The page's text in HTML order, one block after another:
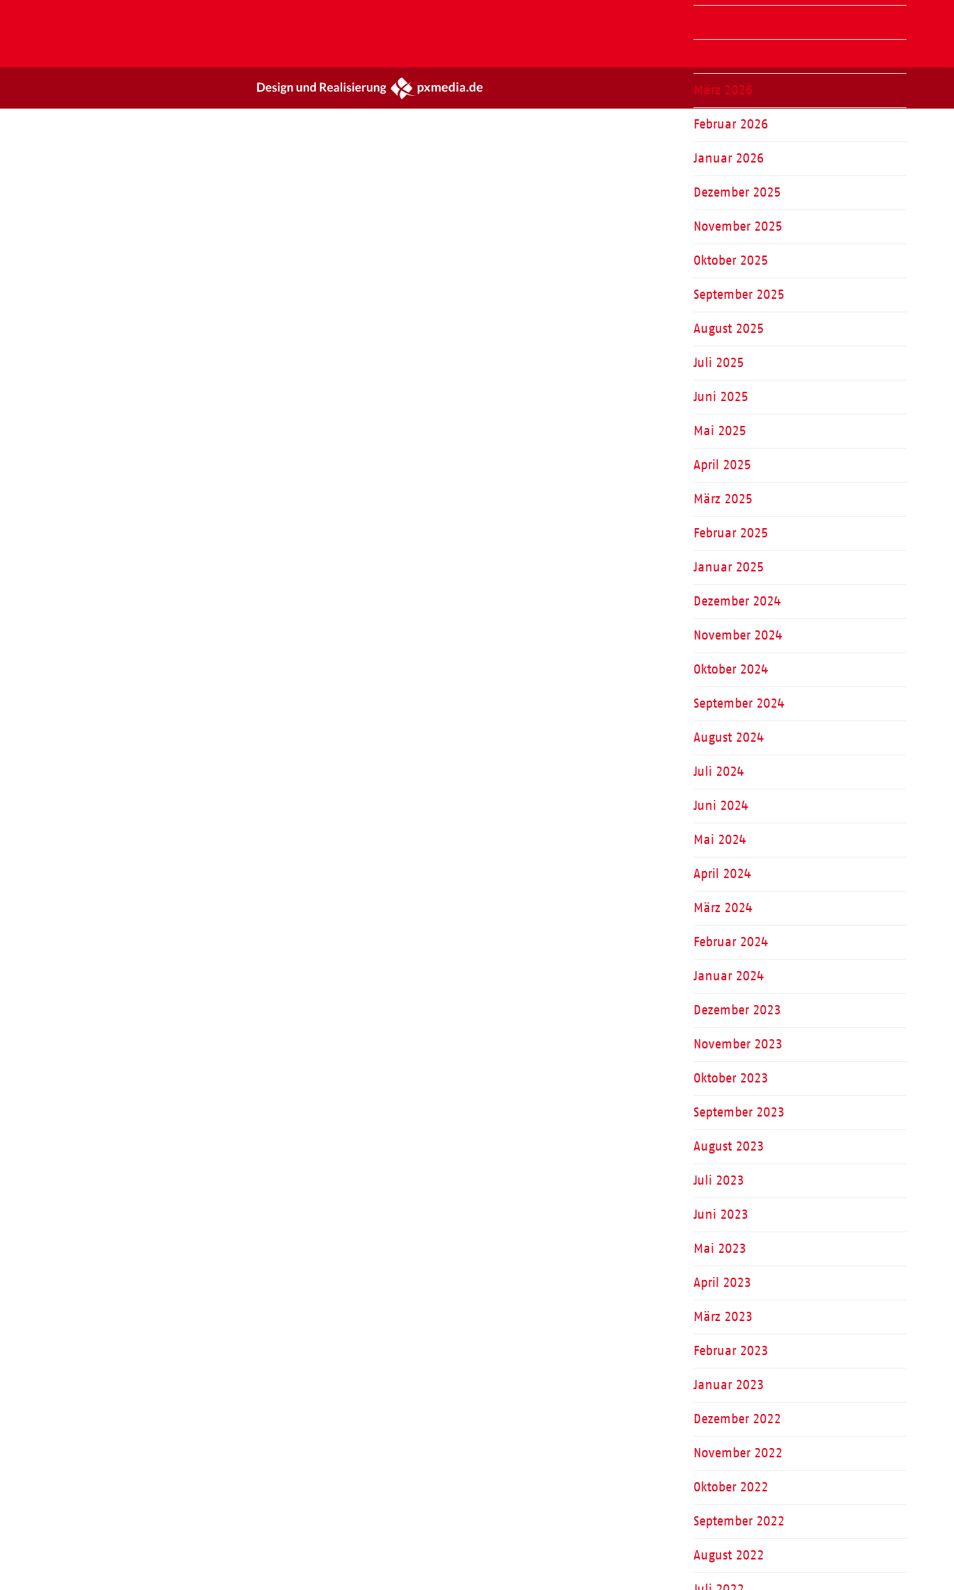
März 2026
Februar 2026
Januar 2026
Dezember 2025
November 2025
Oktober 2025
September 2025
August 2025
Juli 2025
Juni 2025
Mai 2025
April 2025
März 2025
Februar 2025
Januar 2025
Dezember 2024
November 2024
Oktober 2024
September 2024
August 2024
Juli 2024
Juni 2024
Mai 2024
April 2024
März 2024
Februar 2024
Januar 2024
Dezember 2023
November 2023
Oktober 2023
September 2023
August 2023
Juli 2023
Juni 2023
Mai 2023
April 2023
März 2023
Februar 2023
Januar 2023
Dezember 2022
November 2022
Oktober 2022
September 2022
August 2022